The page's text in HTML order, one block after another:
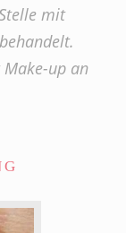
mit
up an